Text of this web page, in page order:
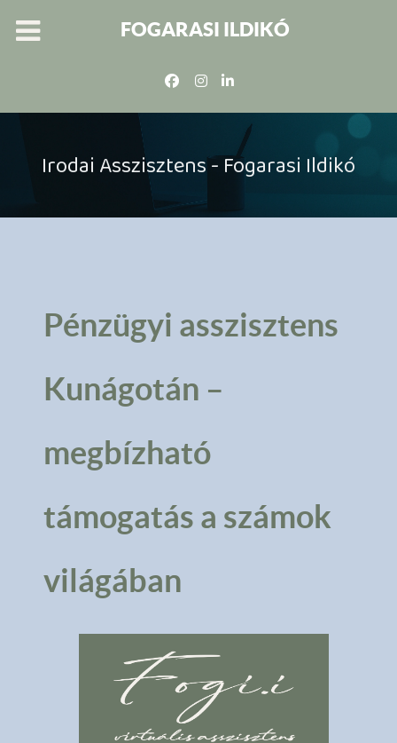
FOGARASI ILDIKÓ
Irodai Asszisztens - Fogarasi Ildikó
Pénzügyi asszisztens
Kunágotán –
megbízható
támogatás a számok
világában